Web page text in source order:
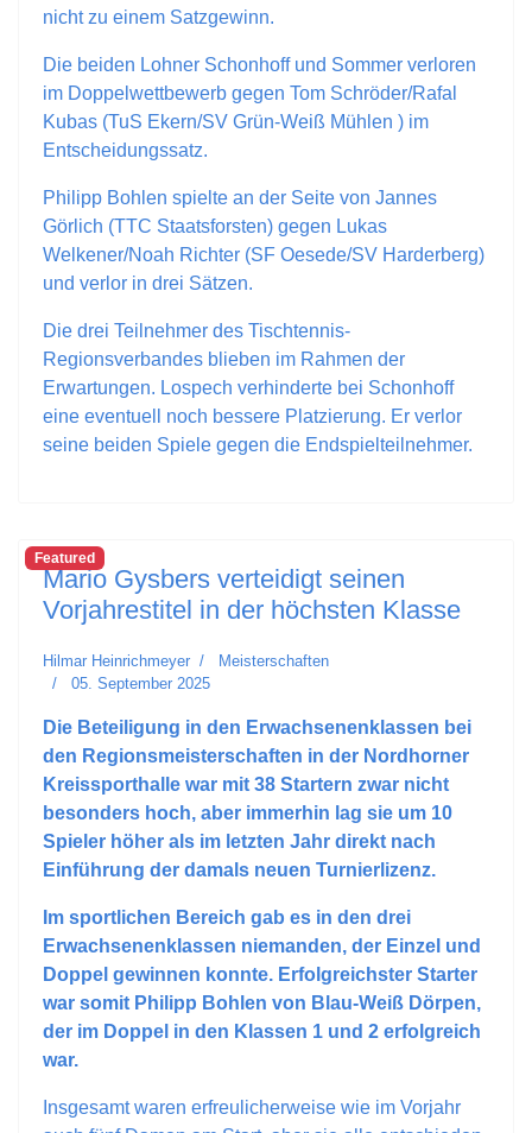
nicht zu einem Satzgewinn.
Die beiden Lohner Schonhoff und Sommer verloren
im Doppelwettbewerb gegen Tom Schröder/Rafal
Kubas (TuS Ekern/SV Grün-Weiß Mühlen ) im
Entscheidungssatz.
Philipp Bohlen spielte an der Seite von Jannes
Görlich (TTC Staatsforsten) gegen Lukas
Welkener/Noah Richter (SF Oesede/SV Harderberg)
und verlor in drei Sätzen.
Die drei Teilnehmer des Tischtennis-
Regionsverbandes blieben im Rahmen der
Erwartungen. Lospech verhinderte bei Schonhoff
eine eventuell noch bessere Platzierung. Er verlor
seine beiden Spiele gegen die Endspielteilnehmer.
Featured
Mario Gysbers verteidigt seinen
Vorjahrestitel in der höchsten Klasse
Hilmar Heinrichmeyer
Meisterschaften
05. September 2025
Die Beteiligung in den Erwachsenenklassen bei
den Regionsmeisterschaften in der Nordhorner
Kreissporthalle war mit 38 Startern zwar nicht
besonders hoch, aber immerhin lag sie um 10
Spieler höher als im letzten Jahr direkt nach
Einführung der damals neuen Turnierlizenz.
Im sportlichen Bereich gab es in den drei
Erwachsenenklassen niemanden, der Einzel und
Doppel gewinnen konnte. Erfolgreichster Starter
war somit Philipp Bohlen von Blau-Weiß Dörpen,
der im Doppel in den Klassen 1 und 2 erfolgreich
war.
Insgesamt waren erfreulicherweise wie im Vorjahr